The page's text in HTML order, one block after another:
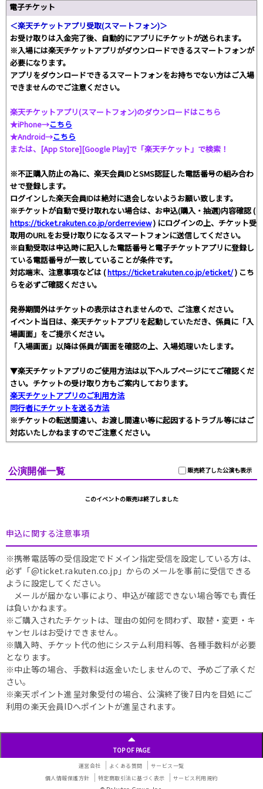
電子チケット
＜楽天チケットアプリ受取(スマートフォン)＞
お受け取りは入金完了後、自動的にアプリにチケットが送られます。
※入場には楽天チケットアプリがダウンロードできるスマートフォンが
必要になります。
アプリをダウンロードできるスマートフォンをお持ちでない方はご入場
できませんのでご注意ください。
楽天チケットアプリ(スマートフォン)のダウンロードはこちら
★iPhone→こちら
★Android→こちら
または、[App Store][Google Play]で「楽天チケット」で検索！
※不正購入防止の為に、楽天会員IDとSMS認証した電話番号の組み合わ
せで登録します。
ログインした楽天会員IDは絶対に退会しないようお願い致します。
※チケットが自動で受け取れない場合は、お申込(購入・抽選)内容確認 (
https://ticket.rakuten.co.jp/orderreview) にログインの上、チケット受
取用のURLをお受け取りになるスマートフォンに送信してください。
※自動受取は申込時に記入した電話番号と電子チケットアプリに登録し
ている電話番号が一致していることが条件です。
対応端末、注意事項などは (https://ticket.rakuten.co.jp/eticket/) こち
らを必ずご確認ください。
発券期間外はチケットの表示はされませんので、ご注意ください。
イベント当日は、楽天チケットアプリを起動していただき、係員に「入
場画面」をご提示ください。
「入場画面」以降は係員が画面を確認の上、入場処理いたします。
▼楽天チケットアプリのご使用方法は以下ヘルプページにてご確認くだ
さい。チケットの受け取り方もご案内しております。
楽天チケットアプリのご利用方法
同行者にチケットを送る方法
※チケットの転送間違い、お渡し間違い等に起因するトラブル等にはご
対応いたしかねますのでご注意ください。
販売終了した公演も表示
公演開催一覧
このイベントの販売は終了しました
申込に関する注意事項
※携帯電話等の受信設定でドメイン指定受信を設定している方は、
必ず「@ticket.rakuten.co.jp」からのメールを事前に受信できる
ように設定してください。
メールが届かない事により、申込が確認できない場合等でも責任
は負いかねます。
※ご購入されたチケットは、理由の如何を問わず、取替・変更・キ
ャンセルはお受けできません。
※購入時、チケット代の他にシステム利用料等、各種手数料が必要
となります。
※中止等の場合、手数料は返金いたしませんので、予めご了承くだ
さい。
※楽天ポイント進呈対象受付の場合、公演終了後7日内を目処にご
利用の楽天会員IDへポイントが進呈されます。
TOP OF PAGE
運営会社 よくある質問
サービス一覧
個人情報保護方針
特定商取引法に基づく表示 サービス利用規約